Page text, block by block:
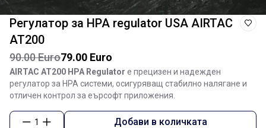
Регулатор за HPA regulator USA AIRTAC
AT200
90.00 Euro79.00 Euro
AIRTAC AT200 HPA Regulator е прецизен и надежден
регулатор за HPA системи, осигуряващ стабилно налягане и
отличен контрол за еърсофт приложения.
1 Добави в количката